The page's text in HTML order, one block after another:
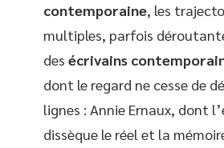
contemporaine, les
multiples, parfois
des écrivains
dont le regard ne cesse de
lignes : Annie Ernaux, dont
dissèque le réel et la